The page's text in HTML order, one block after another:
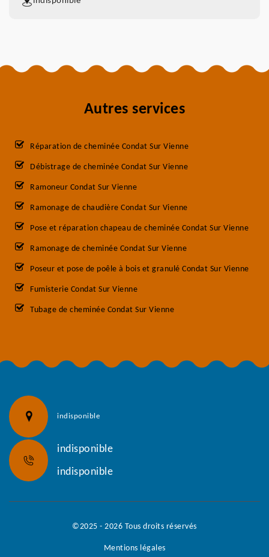
Autres services
Réparation de cheminée Condat Sur Vienne
Débistrage de cheminée Condat Sur Vienne
Ramoneur Condat Sur Vienne
Ramonage de chaudière Condat Sur Vienne
Pose et réparation chapeau de cheminée Condat Sur Vienne
Ramonage de cheminée Condat Sur Vienne
Poseur et pose de poêle à bois et granulé Condat Sur Vienne
Fumisterie Condat Sur Vienne
Tubage de cheminée Condat Sur Vienne
indisponible
indisponible
indisponible
©2025 - 2026 Tous droits réservés
Mentions légales